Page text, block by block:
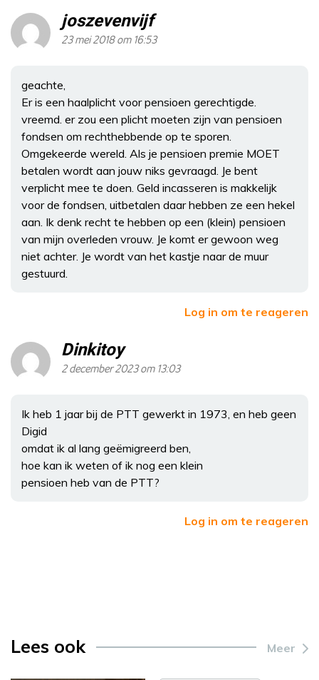
joszevenvijf
23 mei 2018 om 16:53
geachte,
Er is een haalplicht voor pensioen gerechtigde.
vreemd. er zou een plicht moeten zijn van pensioen
fondsen om rechthebbende op te sporen.
Omgekeerde wereld. Als je pensioen premie MOET
betalen wordt aan jouw niks gevraagd. Je bent
verplicht mee te doen. Geld incasseren is makkelijk
voor de fondsen, uitbetalen daar hebben ze een hekel
aan. Ik denk recht te hebben op een (klein) pensioen
van mijn overleden vrouw. Je komt er gewoon weg
niet achter. Je wordt van het kastje naar de muur
gestuurd.
Log in om te reageren
Dinkitoy
2 december 2023 om 13:03
Ik heb 1 jaar bij de PTT gewerkt in 1973, en heb geen
Digid
omdat ik al lang geëmigreerd ben,
hoe kan ik weten of ik nog een klein
pensioen heb van de PTT?
Log in om te reageren
Lees ook Meer